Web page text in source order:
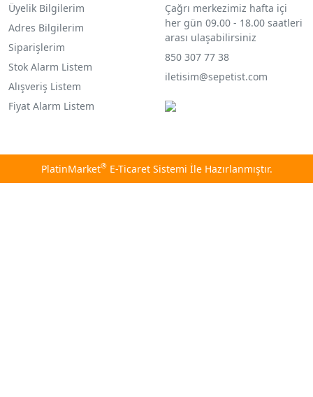
Üyelik Bilgilerim
Adres Bilgilerim
Siparişlerim
Stok Alarm Listem
Alışveriş Listem
Fiyat Alarm Listem
Çağrı merkezimiz hafta içi
her gün 09.00 - 18.00 saatleri
arası ulaşabilirsiniz
850 307 77 38
iletisim@sepetist.com
PlatinMarket®E-Ticaret Sistemi İle Hazırlanmıştır.